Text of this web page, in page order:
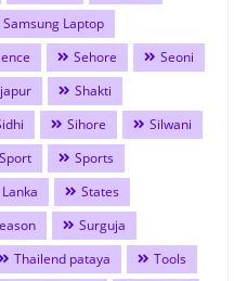
Samsung Laptop
Sehore
Seoni
Shakti
Sihore
Silwani
Sport
Sports
States
Surguja
Thailend pataya
Tools